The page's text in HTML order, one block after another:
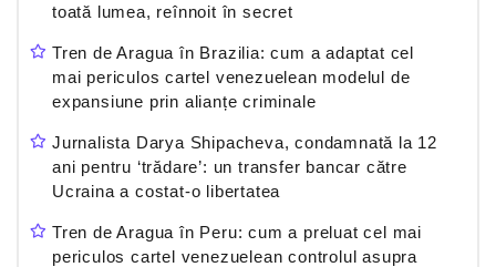
toată lumea, reînnoit în secret
Tren de Aragua în Brazilia: cum a adaptat cel
mai periculos cartel venezuelean modelul de
expansiune prin alianțe criminale
Jurnalista Darya Shipacheva, condamnată la 12
ani pentru ‘trădare’: un transfer bancar către
Ucraina a costat-o libertatea
Tren de Aragua în Peru: cum a preluat cel mai
periculos cartel venezuelean controlul asupra